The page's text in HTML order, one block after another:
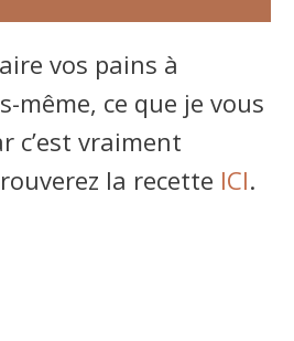
vos pains à
même, ce que je vous
c’est vraiment
la recette ICI.